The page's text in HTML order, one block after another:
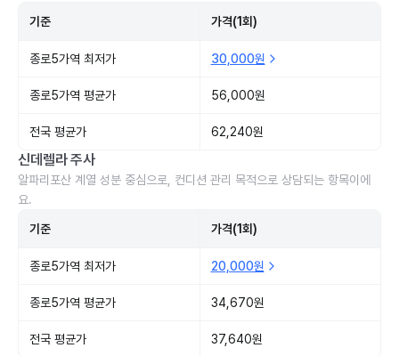
기준 가격(1회)
종로5가역 최저가 30,000원
종로5가역 평균가 56,000원
전국 평균가 62,240원
신데렐라 주사
알파리포산 계열 성분 중심으로, 컨디션 관리 목적으로 상담되는 항목이에
요.
기준 가격(1회)
종로5가역 최저가 20,000원
종로5가역 평균가 34,670원
전국 평균가 37,640원